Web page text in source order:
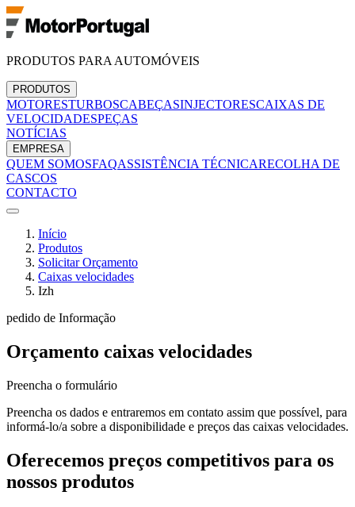
PRODUTOS PARA AUTOMÓVEIS
PRODUTOS
MOTORESTURBOSCABEÇASINJECTORESCAIXAS DE
VELOCIDADESPEÇAS
NOTÍCIAS
EMPRESA
QUEM SOMOSFAQASSISTÊNCIA TÉCNICARECOLHA DE
CASCOS
CONTACTO
Início
Produtos
Solicitar Orçamento
Caixas velocidades
Izh
pedido de Informação
Orçamento caixas velocidades
Preencha o formulário
Preencha os dados e entraremos em contato assim que possível, para
informá-lo/a sobre a disponibilidade e preços das caixas velocidades.
Oferecemos preços competitivos para os
nossos produtos